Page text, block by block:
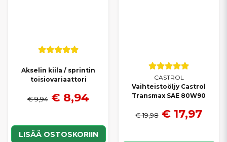
Akselin kiila / sprintin
toisiovariaattori
€ 9,94 € 8,94
LISÄÄ OSTOSKORIIN
CASTROL
Vaihteistoöljy Castrol
Transmax SAE 80W90
€ 19,98 € 17,97